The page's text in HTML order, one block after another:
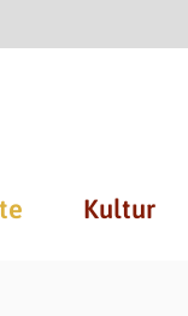
Kultur